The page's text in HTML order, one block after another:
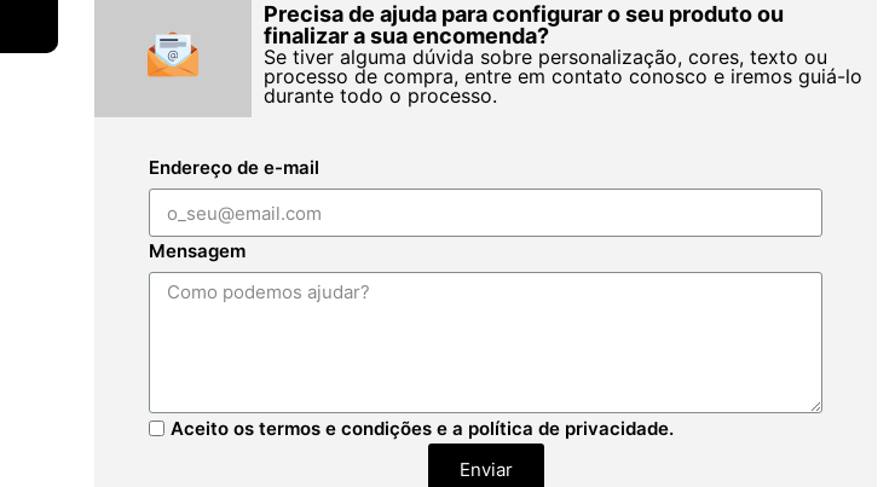
Precisa de ajuda para configurar o seu produto ou
finalizar a sua encomenda?
Se tiver alguma dúvida sobre personalização, cores, texto ou
processo de compra, entre em contato conosco e iremos guiá-lo
durante todo o processo.
Endereço de e-mail
Mensagem
Aceito os termos e condições e a política de privacidade.
Enviar